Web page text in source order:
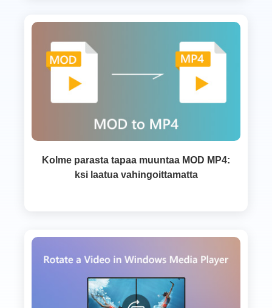
Kolme parasta tapaa muuntaa MOD MP4:
ksi laatua vahingoittamatta